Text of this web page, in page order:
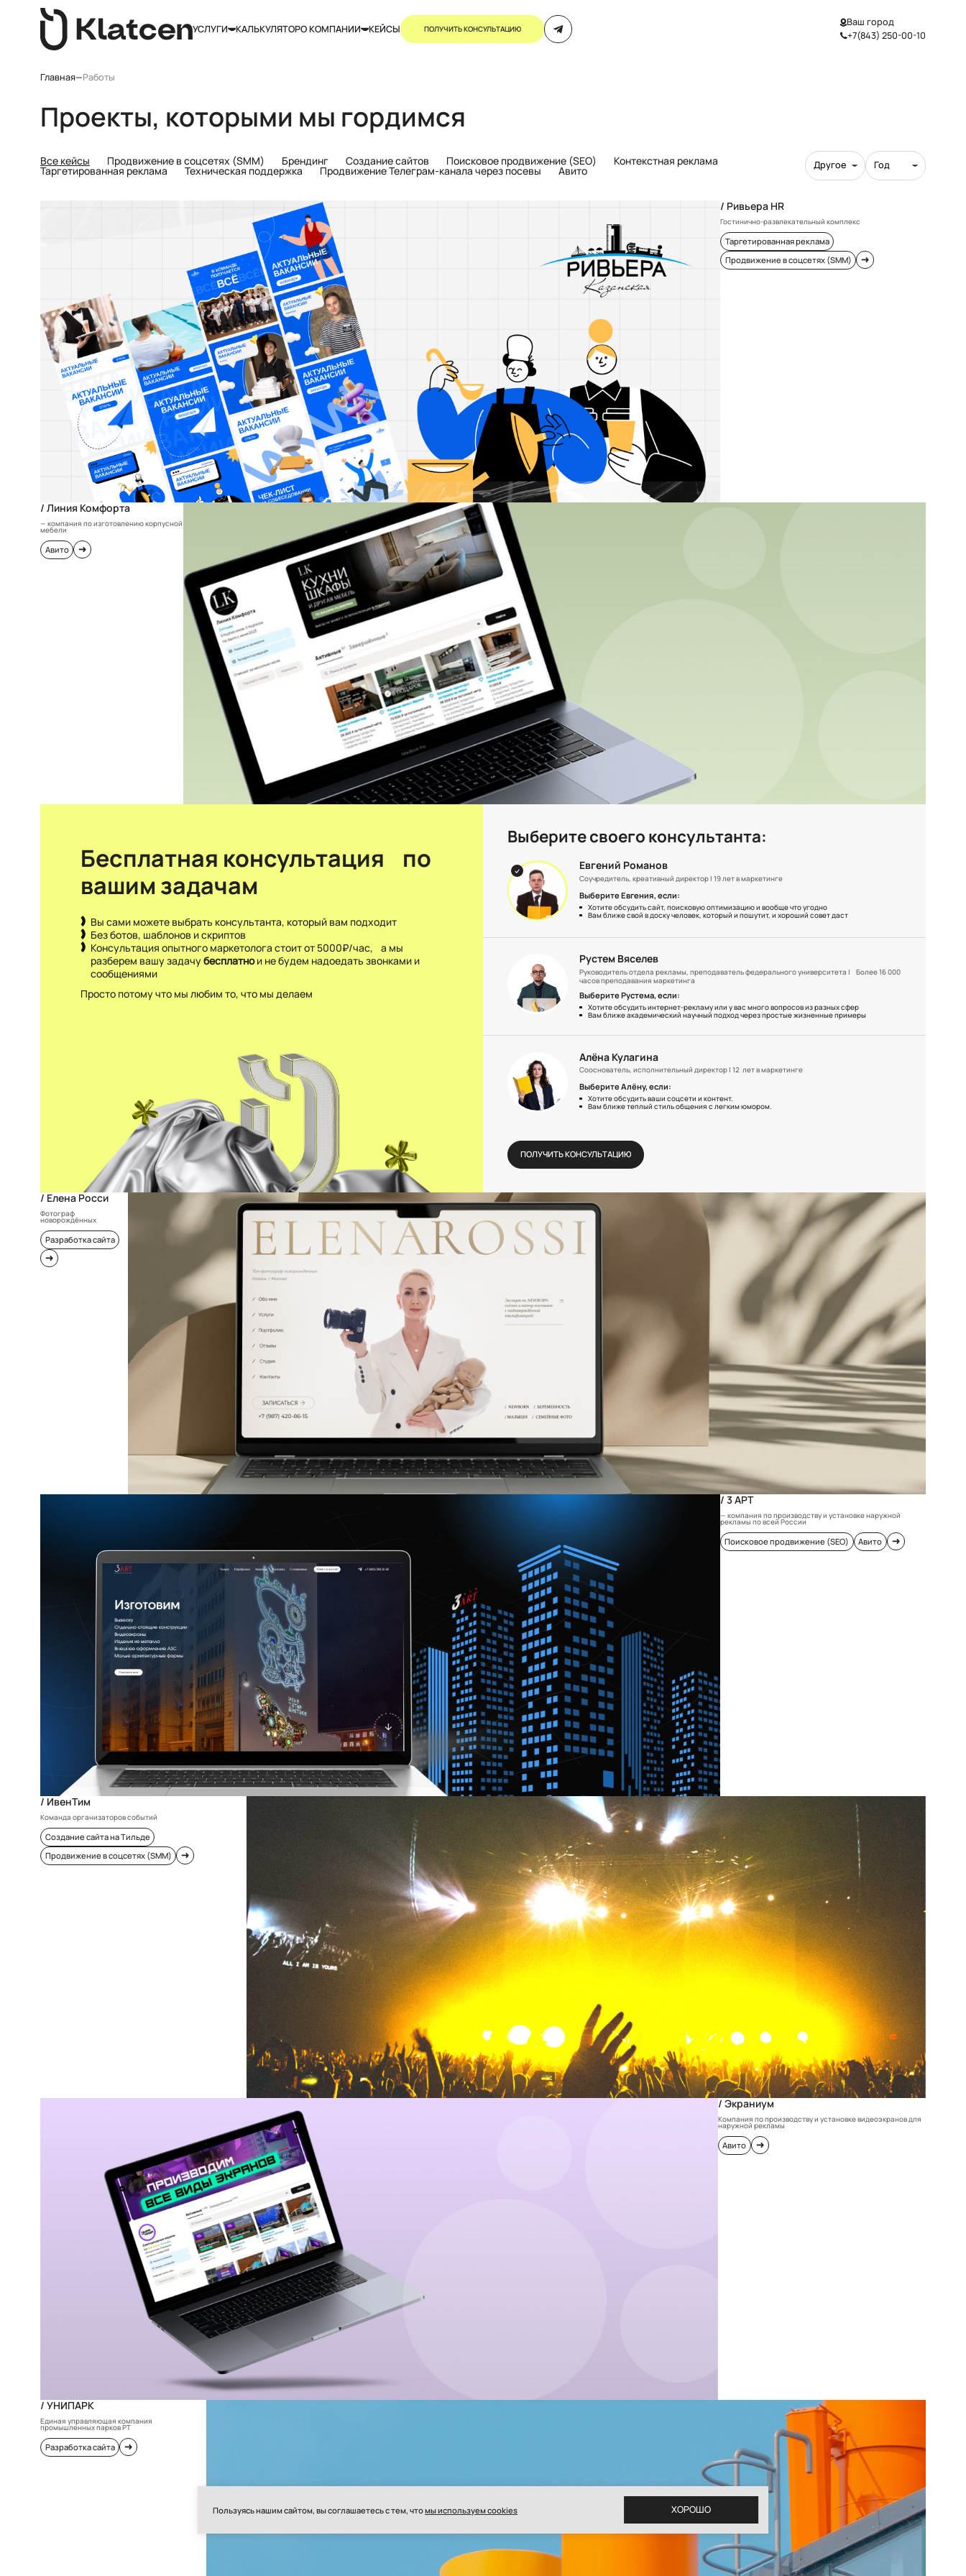
УСЛУГИ КАЛЬКУЛЯТОРО КОМПАНИИ КЕЙСЫ ПОЛУЧИТЬ КОНСУЛЬТАЦИЮ
Ваш город
+7(843) 250-00-10
Главная—Работы
Проекты, которыми мы гордимся
Все кейсы Продвижение в соцсетях (SMM) Брендинг Создание сайтов Поисковое продвижение (SEO) Контекстная реклама
Таргетированная реклама Техническая поддержка Продвижение Телеграм-канала через посевы Авито Другое Год
/ Ривьера HR
Гостинично-развлекательный комплекс
Таргетированная реклама
Продвижение в соцсетях (SMM)
/ Линия Комфорта
— компания по изготовлению корпусной
мебели
Авито
Бесплатная консультация по
вашим задачам
Вы сами можете выбрать консультанта, который вам подходит
Без ботов, шаблонов и скриптов
Консультация опытного маркетолога стоит от 5000₽/час, а мы
разберем вашу задачубесплатнои не будем надоедать звонками и
сообщениями
Просто потому что мы любим то, что мы делаем
Выберите своего консультанта:
Евгений Романов
Соучредитель, креативный директор | 19 лет в маркетинге
Выберите Евгения, если:
Хотите обсудить сайт, поисковую оптимизацию и вообще что угодно
Вам ближе свой в доску человек, который и пошутит, и хороший совет даст
Рустем Вяселев
Руководитель отдела рекламы, преподаватель федерального университета | Более 16 000
часов преподавания маркетинга
Выберите Рустема, если:
Хотите обсудить интернет-рекламу или у вас много вопросов из разных сфер
Вам ближе академический научный подход через простые жизненные примеры
Алёна Кулагина
Сооснователь, исполнительный директор | 12 лет в маркетинге
Выберите Алёну, если:
Хотите обсудить ваши соцсети и контент.
Вам ближе теплый стиль общения с легким юмором.
ПОЛУЧИТЬ КОНСУЛЬТАЦИЮ
/ Елена Росси
Фотограф
новорождённых
Разработка сайта
/ 3 АРТ
— компания по производству и установке наружной
рекламы по всей России
Поисковое продвижение (SEO) Авито
/ ИвенТим
Команда организаторов событий
Создание сайта на Тильде
Продвижение в соцсетях (SMM)
/ Экраниум
Компания по производству и установке видеоэкранов для
наружной рекламы
Авито
/ УНИПАРК
Единая управляющая компания
промышленных парков РТ
Разработка сайта
Пользуясь нашим сайтом, вы соглашаетесь с тем, чтомы используем cookies ХОРОШО